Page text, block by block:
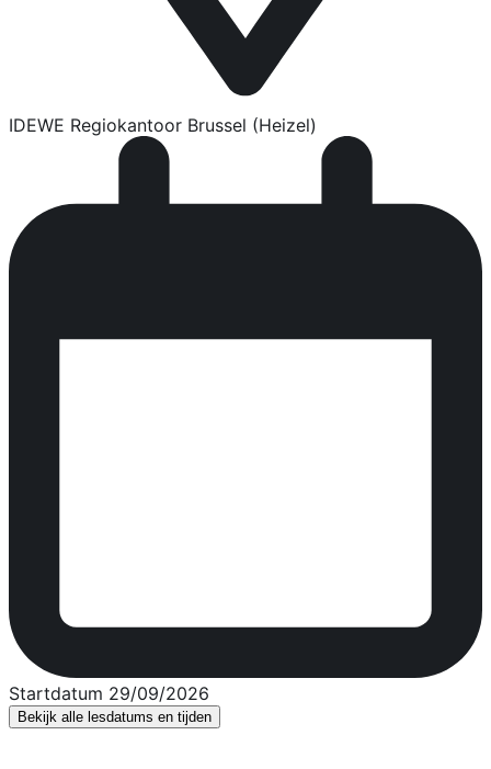
IDEWE Regiokantoor Brussel (Heizel)
Startdatum 29/09/2026
Bekijk alle lesdatums en tijden